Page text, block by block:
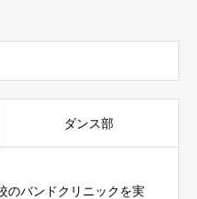
ダンス部
のバンドクリニックを実